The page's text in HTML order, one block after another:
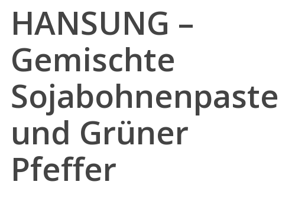
HANSUNG –
Gemischte
Sojabohnenpaste
und Grüner
Pfeffer